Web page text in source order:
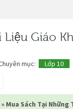
Liệu Giáo
mục: Lớp 10
» Mua Sách Tại